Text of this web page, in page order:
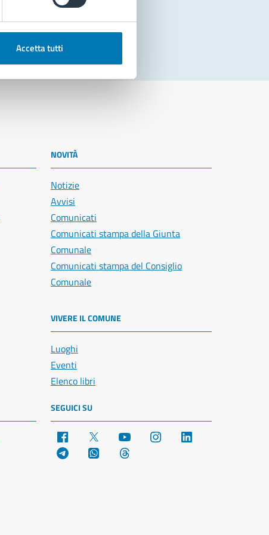
Accetta tutti
NOVITÀ
Notizie
Avvisi
Comunicati
Comunicati stampa della Giunta
Comunale
Comunicati stampa del Consiglio
Comunale
VIVERE IL COMUNE
Luoghi
Eventi
Elenco libri
SEGUICI SU
Facebook YouTube Instagram
Telegram WhatsApp